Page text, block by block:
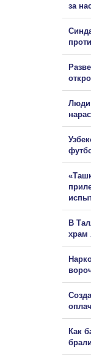
за
Люди
В
храм
Как
брали